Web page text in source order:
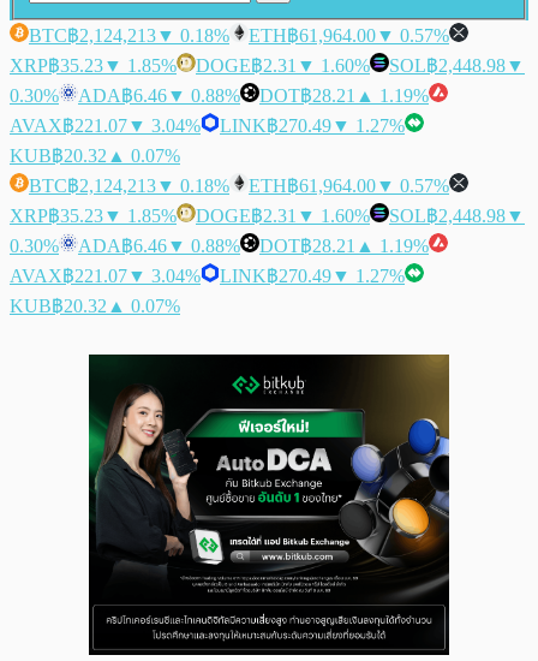
BTC฿2,124,213▼ 0.18% ETH฿61,964.00▼ 0.57%
XRP฿35.23▼ 1.85% DOGE฿2.31 ▼ 1.60% SOL฿2,448.98▼
0.30%
ADA฿6.46▼ 0.88% DOT฿28.21 ▲ 1.19%
AVAX฿221.07▼ 3.04% LINK฿270.49▼ 1.27%
KUB฿20.32 ▲ 0.07%
BTC฿2,124,213▼ 0.18% ETH฿61,964.00▼ 0.57%
XRP฿35.23▼ 1.85% DOGE฿2.31 ▼ 1.60% SOL฿2,448.98▼
0.30%
ADA฿6.46▼ 0.88% DOT฿28.21 ▲ 1.19%
AVAX฿221.07▼ 3.04% LINK฿270.49▼ 1.27%
KUB฿20.32 ▲ 0.07%